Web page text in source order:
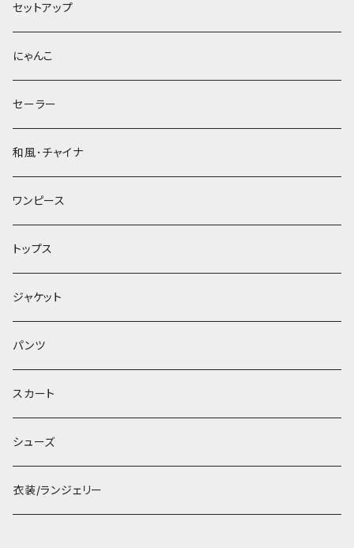
セットアップ
にゃんこ
セーラー
和風･チャイナ
ワンピース
トップス
ジャケット
パンツ
スカート
シューズ
衣装/ランジェリー